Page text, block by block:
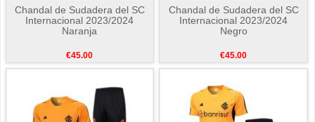
Chandal de Sudadera del SC
Internacional 2023/2024
Naranja
€45.00
Chandal de Sudadera del SC
Internacional 2023/2024
Negro
€45.00